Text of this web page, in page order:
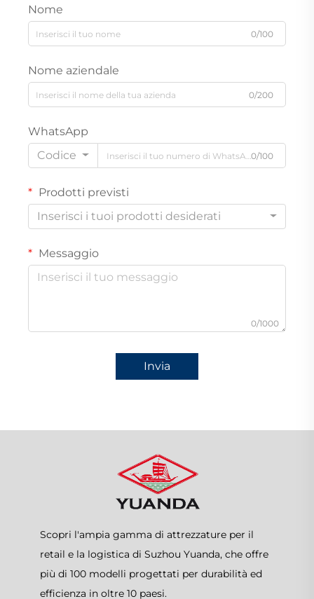
Nome
0/100
Nome aziendale
0/200
WhatsApp
Codice
0/100
Prodotti previsti
Inserisci i tuoi prodotti desiderati
Messaggio
0/1000
Invia
Scopri l'ampia gamma di attrezzature per il
retail e la logistica di Suzhou Yuanda, che offre
più di 100 modelli progettati per durabilità ed
efficienza in oltre 10 paesi.